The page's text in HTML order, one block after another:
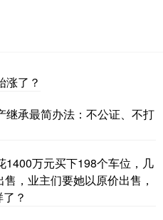
涨了？
继承最简办法：不公证、不打
1400万元买下198个车位，几
，业主们要她以原价出售，
？